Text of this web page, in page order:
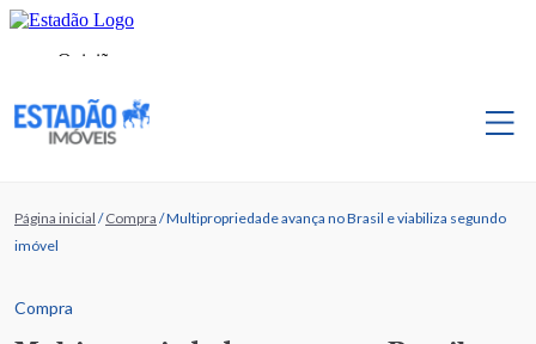
Página inicial /Compra /Multipropriedade avança no Brasil e viabiliza segundo
imóvel
Compra